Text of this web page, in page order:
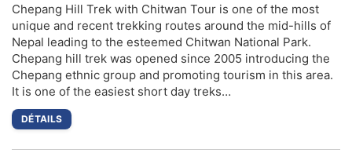
Chepang Hill Trek with Chitwan Tour is one of the most
unique and recent trekking routes around the mid-hills of
Nepal leading to the esteemed Chitwan National Park.
Chepang hill trek was opened since 2005 introducing the
Chepang ethnic group and promoting tourism in this area.
It is one of the easiest short day treks…
DÉTAILS